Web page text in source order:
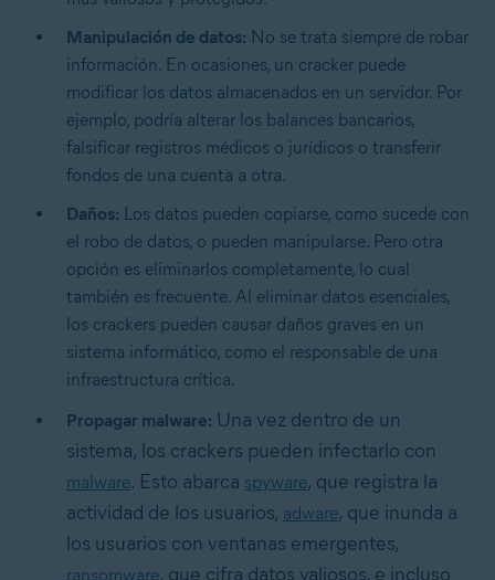
Manipulación de datos: No se trata siempre de robar
información. En ocasiones, un cracker puede
modificar los datos almacenados en un servidor. Por
ejemplo, podría alterar los balances bancarios,
falsificar registros médicos o jurídicos o transferir
fondos de una cuenta a otra.
Daños: Los datos pueden copiarse, como sucede con
el robo de datos, o pueden manipularse. Pero otra
opción es eliminarlos completamente, lo cual
también es frecuente. Al eliminar datos esenciales,
los crackers pueden causar daños graves en un
sistema informático, como el responsable de una
infraestructura crítica.
Propagar malware: Una vez dentro de un
sistema, los crackers pueden infectarlo con
malware. Esto abarca spyware, que registra la
actividad de los usuarios, adware, que inunda a
los usuarios con ventanas emergentes,
ransomware, que cifra datos valiosos, e incluso